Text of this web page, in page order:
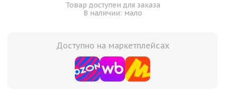
Товар доступен для заказа
В наличии: мало
Доступно на маркетплейсах